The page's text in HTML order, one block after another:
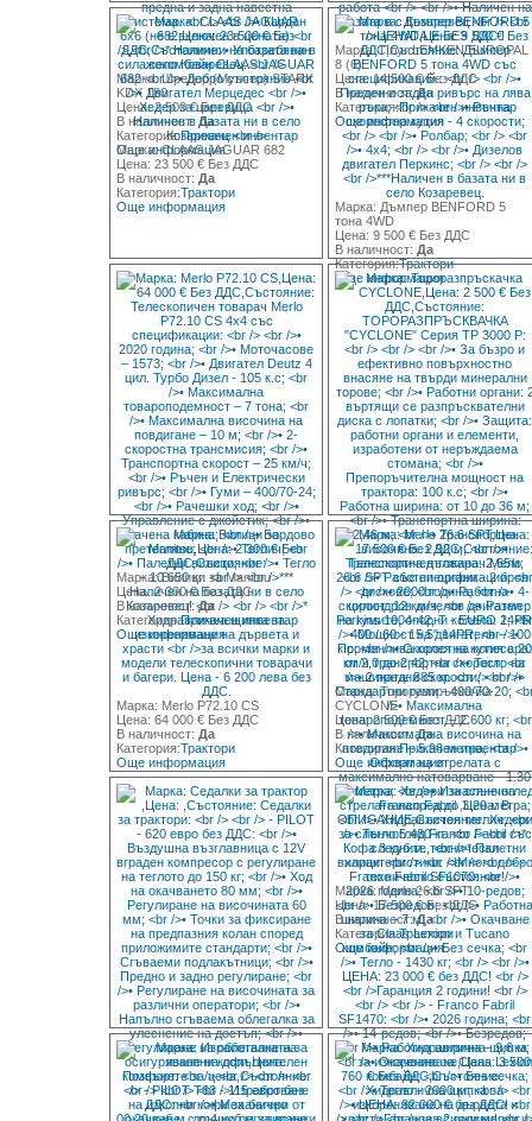
Марка: Шредер (Мулчер) STARK
KDX 180
Цена: 2 500 € Без ДДС
В наличност:Да
Категория:Прикачен инвентар
Още информация
Марка: Плуг LEMKEN EUROPAL
8 (6)
Цена: 14 500 € Без ДДС
В наличност:Да
Категория:Прикачен инвентар
Още информация
Марка: CLAAS JAGUAR 682
Цена: 23 500 € Без ДДС
В наличност: Да
Категория:Трактори
Още информация
Марка: Дъмпер BENFORD 5
тона 4WD
Цена: 9 500 € Без ДДС
В наличност:Да
Категория:Трактори
Още информация
Марка: Merlo P72.10 CS
Цена: 64 000 € Без ДДС
В наличност: Да
Категория:Трактори
Още информация
Марка: Тороразпръскачка
CYCLONE
Цена: 2 500 € Без ДДС
В наличност:Да
Категория:Прикачен инвентар
Още информация
Марка: Вилици за Manitou
Цена: 2 300 € Без ДДС
В наличност:Да
Категория:Прикачен инвентар
Още информация
Марка: Merlo 26.6 SPT
Цена: 17 500 € Без ДДС
В наличност:Да
Категория:Трактори
Още информация